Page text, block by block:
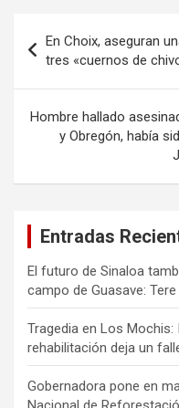
de
entradas
En Choix, aseguran
tres «cuernos de
Hombre hallado
y Obregón, había
Entradas
El futuro de Sinaloa
campo de Guasave:
Tragedia en Los
rehabilitación deja un
Gobernadora pone en